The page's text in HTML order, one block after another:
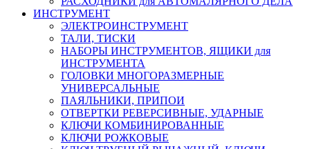
ИНСТРУМЕНТ
ЭЛЕКТРОИНСТРУМЕНТ
ТАЛИ, ТИСКИ
НАБОРЫ ИНСТРУМЕНТОВ, ЯЩИКИ для
ИНСТРУМЕНТА
ГОЛОВКИ МНОГОРАЗМЕРНЫЕ
УНИВЕРСАЛЬНЫЕ
ПАЯЛЬНИКИ, ПРИПОИ
ОТВЕРТКИ РЕВЕРСИВНЫЕ, УДАРНЫЕ
КЛЮЧИ КОМБИНИРОВАННЫЕ
КЛЮЧИ РОЖКОВЫЕ